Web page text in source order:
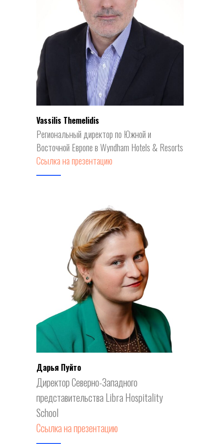
Vassilis Themelidis
Региональный директор по Южной и
Восточной Европе в Wyndham Hotels & Resorts
Ссылка на презентацию
Дарья Пуйто
Директор Северно-Западного
представительства Libra Hospitality
School
Ссылка на презентацию